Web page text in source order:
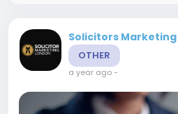
Solicitors Marketing
OTHER
a year ago-